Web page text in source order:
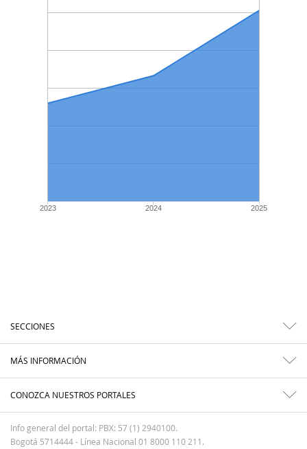
2023 2024 2025
SECCIONES
MÁS INFORMACIÓN
CONOZCA NUESTROS PORTALES
Info general del portal: PBX: 57 (1) 2940100.
Bogotá 5714444 - Línea Nacional 01 8000 110 211.